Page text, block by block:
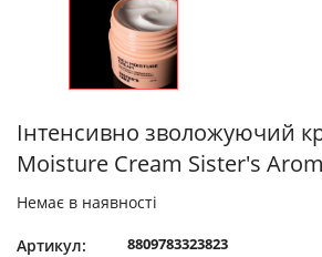
Інтенсивно зволожуючий
Moisture Cream Sister's
Немає в наявності
Артикул: 8809783323823